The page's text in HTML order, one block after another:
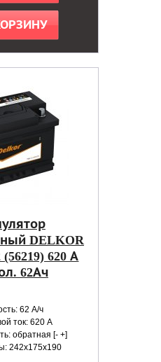
DELKOR
620 А
62Ач
62 А/ч
ток: 620 А
обратная [- +]
242x175x190